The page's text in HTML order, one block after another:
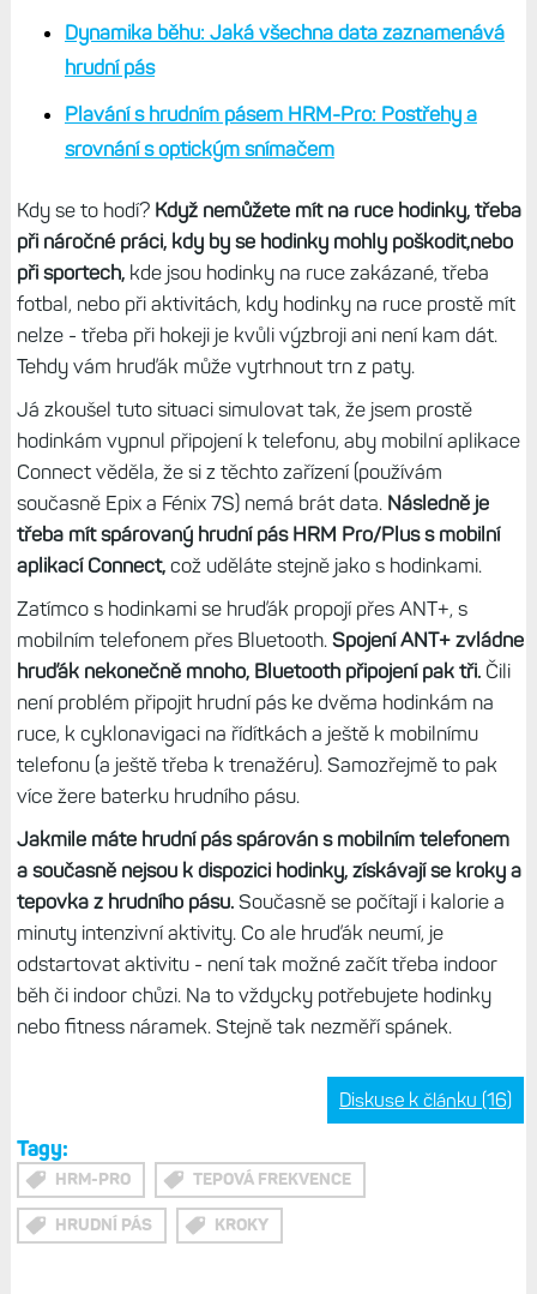
Dynamika běhu: Jaká všechna data zaznamenává
hrudní pás
Plavání s hrudním pásem HRM-Pro: Postřehy a
srovnání s optickým snímačem
Kdy se to hodí? Když nemůžete mít na ruce hodinky, třeba
při náročné práci, kdy by se hodinky mohly poškodit,nebo
při sportech,kde jsou hodinky na ruce zakázané, třeba
fotbal, nebo při aktivitách, kdy hodinky na ruce prostě mít
nelze - třeba při hokeji je kvůli výzbroji ani není kam dát.
Tehdy vám hruďák může vytrhnout trn z paty.
Já zkoušel tuto situaci simulovat tak, že jsem prostě
hodinkám vypnul připojení k telefonu, aby mobilní aplikace
Connect věděla, že si z těchto zařízení (používám
současně Epix a Fénix 7S) nemá brát data. Následně je
třeba mít spárovaný hrudní pás HRM Pro/Plus s mobilní
aplikací Connect,což uděláte stejně jako s hodinkami.
Zatímco s hodinkami se hruďák propojí přes ANT+, s
mobilním telefonem přes Bluetooth. Spojení ANT+ zvládne
hruďák nekonečně mnoho, Bluetooth připojení pak tři.Čili
není problém připojit hrudní pás ke dvěma hodinkám na
ruce, k cyklonavigaci na řídítkách a ještě k mobilnímu
telefonu (a ještě třeba k trenažéru). Samozřejmě to pak
více žere baterku hrudního pásu.
Jakmile máte hrudní pás spárován s mobilním telefonem
a současně nejsou k dispozici hodinky, získávají se kroky a
tepovka z hrudního pásu.Současně se počítají i kalorie a
minuty intenzivní aktivity. Co ale hruďák neumí, je
odstartovat aktivitu - není tak možné začít třeba indoor
běh či indoor chůzi. Na to vždycky potřebujete hodinky
nebo fitness náramek. Stejně tak nezměří spánek.
Diskuse k článku (16)
Tagy:
HRM-PRO TEPOVÁ FREKVENCE
HRUDNÍ PÁS KROKY